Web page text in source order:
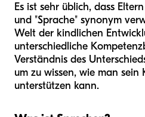
Es ist sehr üblich, dass
und "Sprache" synonym
Welt der kindlichen
unterschiedliche
Verständnis des
um zu wissen, wie man sein
unterstützen kann.